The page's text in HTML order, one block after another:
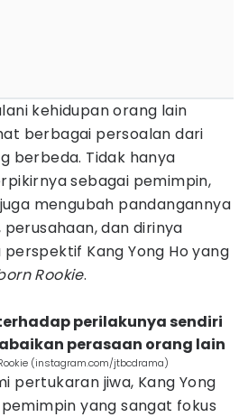
kehidupan orang lain
berbagai persoalan dari
berbeda. Tidak hanya
sebagai pemimpin,
mengubah pandangannya
dan dirinya
Kang Yong Ho yang
Rookie.
perilakunya sendiri
perasaan orang lain
(instagram.com/jtbcdrama)
pertukaran jiwa, Kang Yong
yang sangat fokus